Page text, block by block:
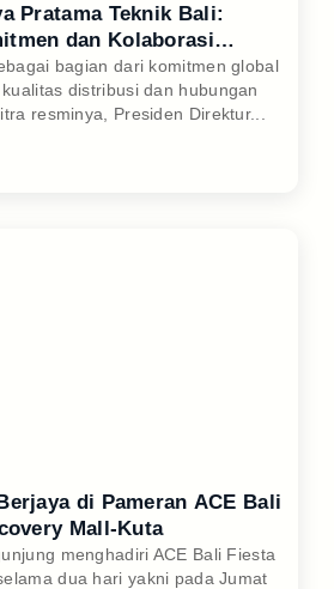
Pratama Teknik Bali:
dan Kolaborasi
bagian dari komitmen global
distribusi dan hubungan
resminya, Presiden Direktur...
di Pameran ACE Bali
Mall-Kuta
menghadiri ACE Bali Fiesta
dua hari yakni pada Jumat